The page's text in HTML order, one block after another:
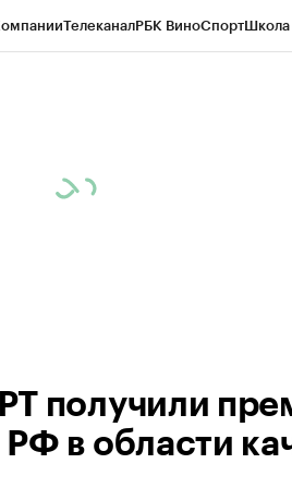
ТелеканалРБК ВиноСпортШкола
получили
РФ в области